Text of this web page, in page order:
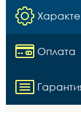
Оплата